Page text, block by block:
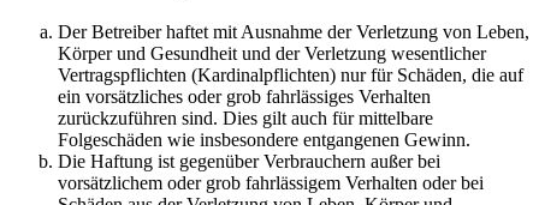
Der Betreiber haftet mit Ausnahme der Verletzung von Leben,
Körper und Gesundheit und der Verletzung wesentlicher
Vertragspflichten (Kardinalpflichten) nur für Schäden, die auf
ein vorsätzliches oder grob fahrlässiges Verhalten
zurückzuführen sind. Dies gilt auch für mittelbare
Folgeschäden wie insbesondere entgangenen Gewinn.
Die Haftung ist gegenüber Verbrauchern außer bei
vorsätzlichem oder grob fahrlässigem Verhalten oder bei